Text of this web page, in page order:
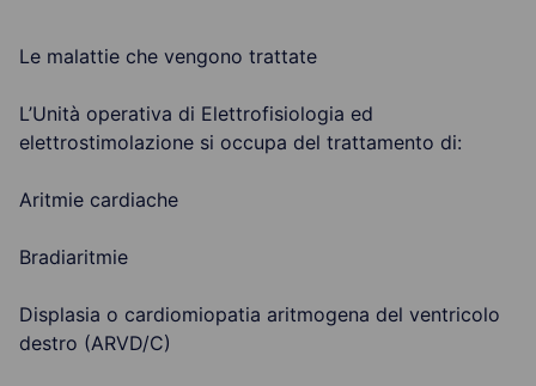
Le malattie che vengono trattate
L’Unità operativa di Elettrofisiologia ed
elettrostimolazione si occupa del trattamento di:
Aritmie cardiache
Bradiaritmie
Displasia o cardiomiopatia aritmogena del ventricolo
destro (ARVD/C)